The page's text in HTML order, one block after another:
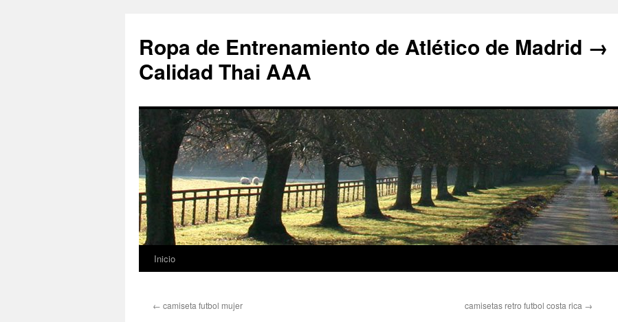
Ropa de Entrenamiento de Atlético de Madrid →
Calidad Thai AAA
Saltar
contenido
Inicio
← camiseta futbol mujer camisetas retro futbol costa rica →